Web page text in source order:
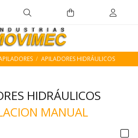
APILADORES HIDRÁULICOS
HIDRÁULICOS
MANUAL